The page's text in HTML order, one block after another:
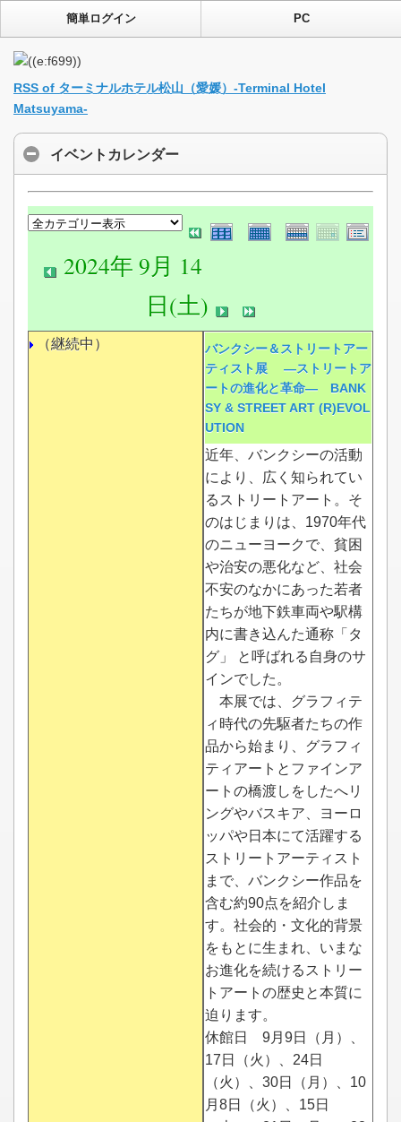
簡単ログイン PC
RSS of ターミナルホテル松山（愛媛）-Terminal Hotel
Matsuyama-
イベントカレンダー
2024年 9月 14
日(土)
（継続中）
バンクシー＆ストリートアー
ティスト展 ―ストリートア
ートの進化と革命― BANK
SY & STREET ART (R)EVOL
UTION
近年、バンクシーの活動
により、広く知られてい
るストリートアート。そ
のはじまりは、1970年代
のニューヨークで、貧困
や治安の悪化など、社会
不安のなかにあった若者
たちが地下鉄車両や駅構
内に書き込んた通称「タ
グ」 と呼ばれる自身のサ
インでした。
本展では、グラフィテ
ィ時代の先駆者たちの作
品から始まり、グラフィ
ティアートとファインア
ートの橋渡しをしたへリ
ングやバスキア、ヨーロ
ッパや日本にて活躍する
ストリートアーティスト
まで、バンクシー作品を
含む約90点を紹介しま
す。社会的・文化的背景
をもとに生まれ、いまな
お進化を続けるストリー
トアートの歴史と本質に
迫ります。
休館日 9月9日（月）、
17日（火）、24日
（火）、30日（月）、10
月8日（火）、15日